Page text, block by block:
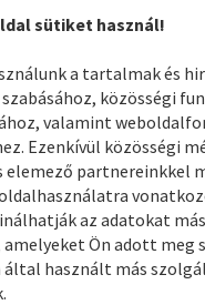
/Hajszőkítés/ Szőkített
Rendezés:
- Gyártók - szerint:
sütiket használ!
a tartalmak és
közösségi
valamint
Ezenkívül közösségi
elemező partnereinkkel
az adatokat
Ön adott meg
által használt más